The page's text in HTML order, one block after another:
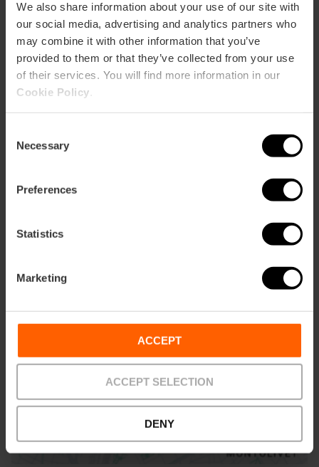
We also share information about your use of our site with
our social media, advertising and analytics partners who
may combine it with other information that you’ve
provided to them or that they’ve collected from your use
of their services. You will find more information in our
Cookie Policy
Selection
Necessary
Preferences
Statistics
Marketing
ACCEPT
ACCEPT SELECTION
DENY
Avinguda de Burjassot, 54, València, España
Routebeschrijving